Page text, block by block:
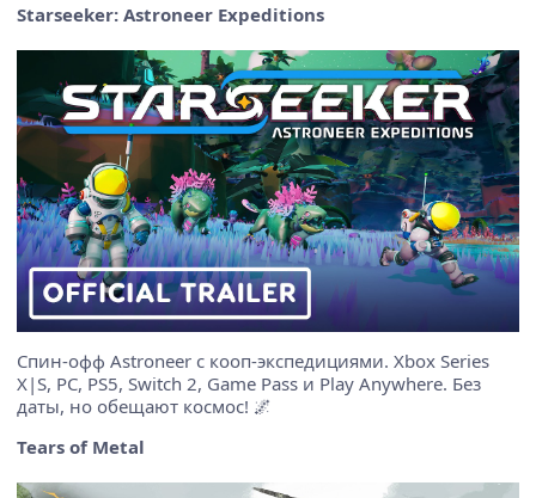
Starseeker: Astroneer Expeditions
Спин-офф Astroneer с кооп-экспедициями. Xbox Series
X|S, PC, PS5, Switch 2, Game Pass и Play Anywhere. Без
даты, но обещают космос! 🌌
Tears of Metal